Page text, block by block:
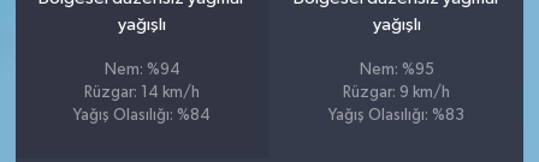
yağışlı
Nem: %94
Rüzgar: 14 km/h
Yağış Olasılığı: %84
yağışlı
Nem: %95
Rüzgar: 9 km/h
Yağış Olasılığı: %83